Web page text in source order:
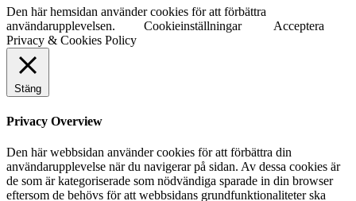
Den här hemsidan använder cookies för att förbättra
användarupplevelsen.
Cookieinställningar
Acceptera
Privacy & Cookies Policy
Stäng
Privacy Overview
Den här webbsidan använder cookies för att förbättra din
användarupplevelse när du navigerar på sidan. Av dessa cookies är
de som är kategoriserade som nödvändiga sparade in din browser
eftersom de behövs för att webbsidans grundfunktionaliteter ska